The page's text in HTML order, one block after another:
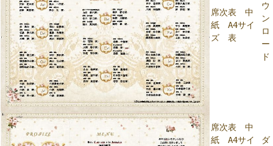
席次表 中
紙 A4サイ
ズ 表
ウ
ン
ロ
ー
ド
席次表 中
紙 A4サイ
ダ